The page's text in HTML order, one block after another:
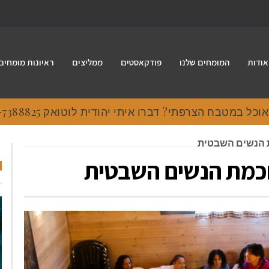
אודות המומחים שלנו פודקאסטים ממליצים ראיונות
במטבח הצרפתי? דברו איתי יהודית לוטואק 054-7388825.
הנשים השבטית
הנשים השבטית